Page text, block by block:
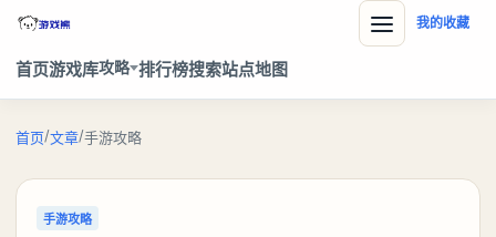
首页游戏库攻略 排行榜搜索站点地图
我的收藏
首页/文章/手游攻略
手游攻略